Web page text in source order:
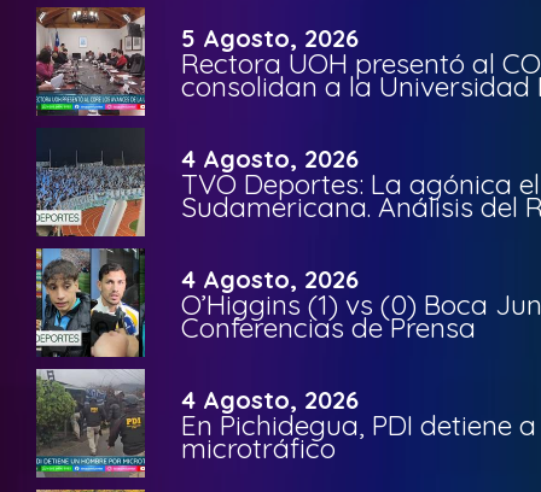
5 Agosto, 2026
Rectora UOH presentó al
consolidan a la Universidad
4 Agosto, 2026
TVO Deportes: La agónica
Sudamericana. Análisis del
4 Agosto, 2026
O’Higgins (1) vs (0) Boca
Conferencias de Prensa
4 Agosto, 2026
En Pichidegua, PDI detiene
microtráfico